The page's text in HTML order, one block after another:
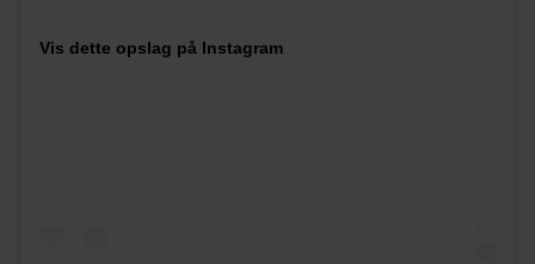
Vis dette opslag på Instagram